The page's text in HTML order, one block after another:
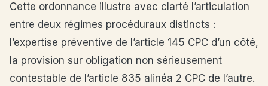
Cette ordonnance illustre avec clarté l’articulation
entre deux régimes procéduraux distincts :
l’expertise préventive de l’article 145 CPC d’un côté,
la provision sur obligation non sérieusement
contestable de l’article 835 alinéa 2 CPC de l’autre.